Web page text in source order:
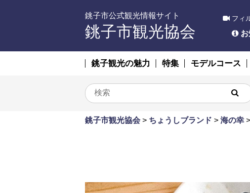
銚子市公式観光情報サイト
銚子市観光協会
フィ
銚子観光の魅力 特集 モデルコース
銚子市観光協会 > ちょうしブランド > 海の幸 >